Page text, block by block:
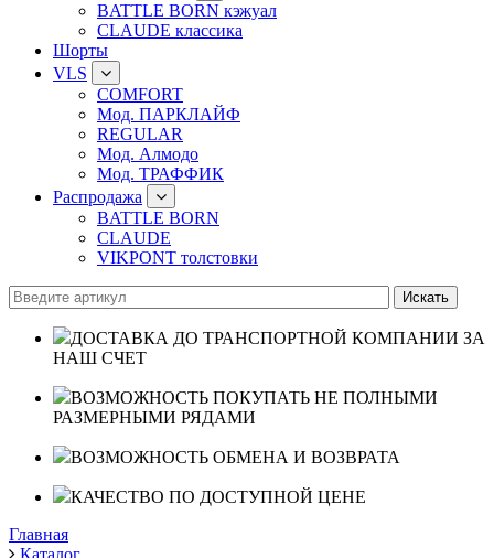
BATTLE BORN кэжуал
CLAUDE классика
Шорты
VLS
COMFORT
Мод. ПАРКЛАЙФ
REGULAR
Мод. Алмодо
Мод. ТРАФФИК
Распродажа
BATTLE BORN
CLAUDE
VIKPONT толстовки
ДОСТАВКА ДО ТРАНСПОРТНОЙ КОМПАНИИ ЗА
НАШ СЧЕТ
ВОЗМОЖНОСТЬ ПОКУПАТЬ НЕ ПОЛНЫМИ
РАЗМЕРНЫМИ РЯДАМИ
ВОЗМОЖНОСТЬ ОБМЕНА И ВОЗВРАТА
КАЧЕСТВО ПО ДОСТУПНОЙ ЦЕНЕ
Главная
Каталог